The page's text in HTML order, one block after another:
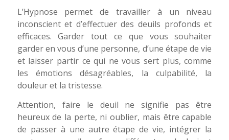
L’Hypnose permet de travailler à un niveau
inconscient et d’effectuer des deuils profonds et
efficaces. Garder tout ce que vous souhaiter
garder en vous d’une personne, d’une étape de vie
et laisser partir ce qui ne vous sert plus, comme
les émotions désagréables, la culpabilité, la
douleur et la tristesse.
Attention, faire le deuil ne signifie pas être
heureux de la perte, ni oublier, mais être capable
de passer à une autre étape de vie, intégrer la